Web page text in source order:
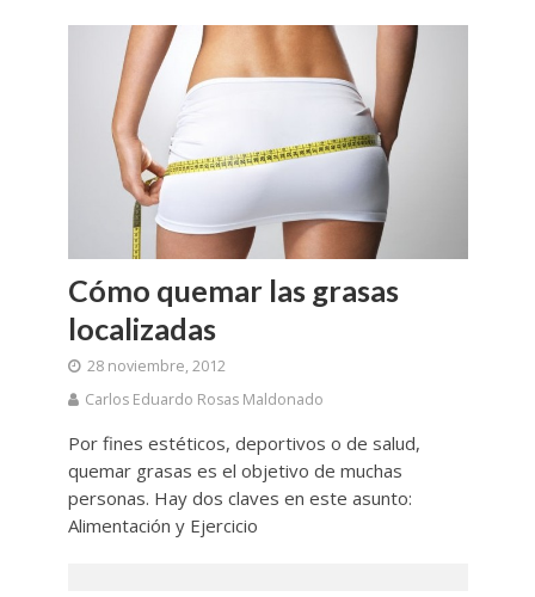
Cómo quemar las grasas
localizadas
28 noviembre, 2012
Carlos Eduardo Rosas Maldonado
Por fines estéticos, deportivos o de salud,
quemar grasas es el objetivo de muchas
personas. Hay dos claves en este asunto:
Alimentación y Ejercicio